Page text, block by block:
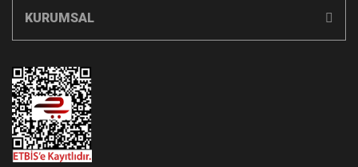
KURUMSAL